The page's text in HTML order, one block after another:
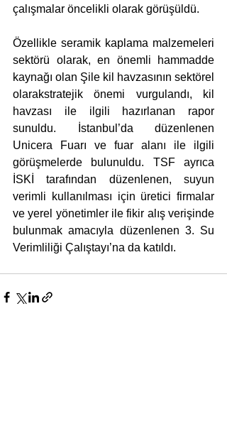
çalışmalar öncelikli olarak görüşüldü.
Özellikle seramik kaplama malzemeleri
sektörü olarak, en önemli hammadde
kaynağı olan Şile kil havzasının sektörel
olarakstratejik önemi vurgulandı, kil
havzası ile ilgili hazırlanan rapor
sunuldu. İstanbul’da düzenlenen
Unicera Fuarı ve fuar alanı ile ilgili
görüşmelerde bulunuldu. TSF ayrıca
İSKİ tarafından düzenlenen, suyun
verimli kullanılması için üretici firmalar
ve yerel yönetimler ile fikir alış verişinde
bulunmak amacıyla düzenlenen 3. Su
Verimliliği Çalıştayı’na da katıldı.